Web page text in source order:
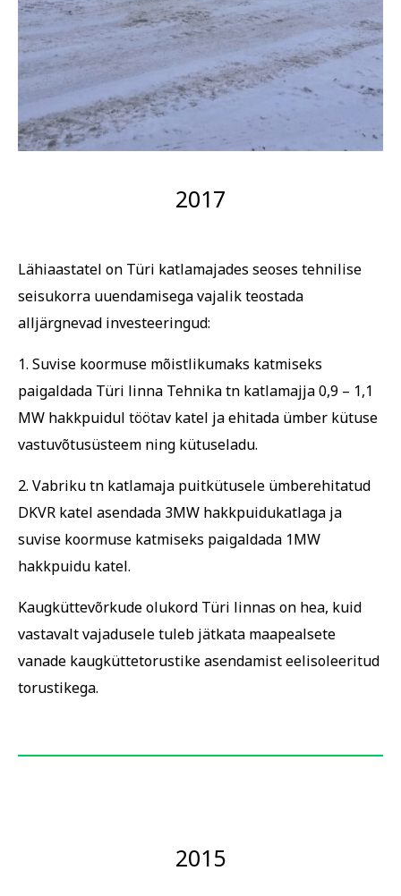
2017
Lähiaastatel on Türi katlamajades seoses tehnilise
seisukorra uuendamisega vajalik teostada
alljärgnevad investeeringud:
1. Suvise koormuse mõistlikumaks katmiseks
paigaldada Türi linna Tehnika tn katlamajja 0,9 – 1,1
MW hakkpuidul töötav katel ja ehitada ümber kütuse
vastuvõtusüsteem ning kütuseladu.
2. Vabriku tn katlamaja puitkütusele ümberehitatud
DKVR katel asendada 3MW hakkpuidukatlaga ja
suvise koormuse katmiseks paigaldada 1MW
hakkpuidu katel.
Kaugküttevõrkude olukord Türi linnas on hea, kuid
vastavalt vajadusele tuleb jätkata maapealsete
vanade kaugküttetorustike asendamist eelisoleeritud
torustikega.
2015